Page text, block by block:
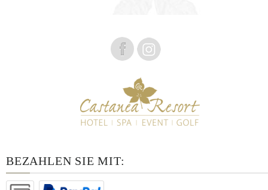
BEZAHLEN SIE MIT: